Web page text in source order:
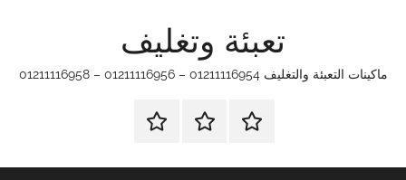
تعبئة وتغليف
ماكينات التعبئة والتغليف 01211116954 – 01211116956 – 01211116958
الرئيسيةماكينات
وتغليف
اتـصـل
في